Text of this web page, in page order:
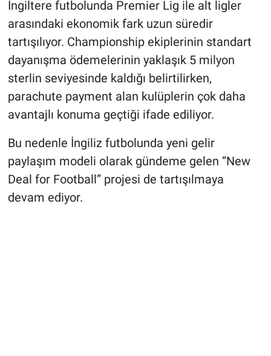
İngiltere futbolunda Premier Lig ile alt ligler
arasındaki ekonomik fark uzun süredir
tartışılıyor. Championship ekiplerinin standart
dayanışma ödemelerinin yaklaşık 5 milyon
sterlin seviyesinde kaldığı belirtilirken,
parachute payment alan kulüplerin çok daha
avantajlı konuma geçtiği ifade ediliyor.
Bu nedenle İngiliz futbolunda yeni gelir
paylaşım modeli olarak gündeme gelen “New
Deal for Football” projesi de tartışılmaya
devam ediyor.